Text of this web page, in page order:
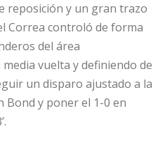
reposición y un gran trazo
Correa controló de forma
del área
vuelta y definiendo de
un disparo ajustado a la
Bond y poner el 1-0 en